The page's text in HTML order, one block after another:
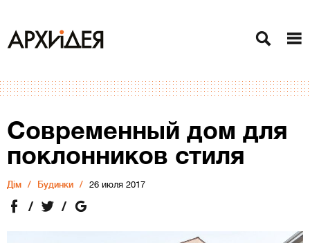
Современный дом для
поклонников стиля
Дiм Будинки 26 июля 2017